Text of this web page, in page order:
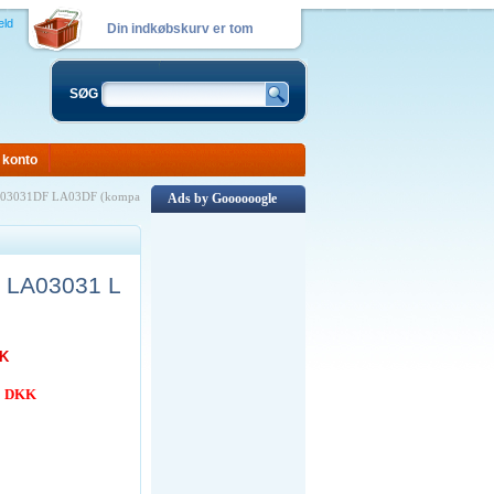
Din indkøbskurv er tom
SØG
konto
LA03DF (kompa
L
DKK
Ads by Goooooogle